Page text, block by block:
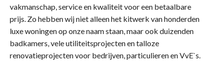
vakmanschap, service en kwaliteit voor een betaalbare
prijs. Zo hebben wij niet alleen het kitwerk van honderden
luxe woningen op onze naam staan, maar ook duizenden
badkamers, vele utiliteitsprojecten en talloze
renovatieprojecten voor bedrijven, particulieren en VvE`s.